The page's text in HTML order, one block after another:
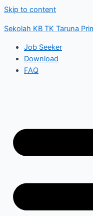
Skip to content
Sekolah KB TK Taruna
Job Seeker
Download
FAQ